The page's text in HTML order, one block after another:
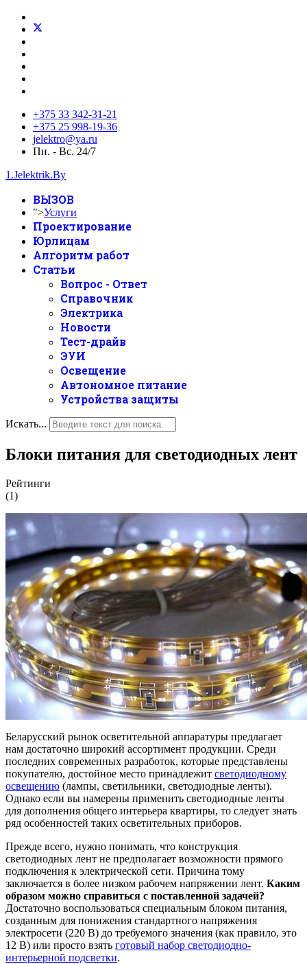
+375 33 342-31-21
+375 25 998-19-36
jelektro@ya.ru
Пн. - Вс. 24/7
1.Jelektrik.By
ВЫЗОВ
">Услуги
Проектирование
Юрлицам
Алгоритм работ
Статьи
Вопрос - Ответ
Справочник
Электрика
Новости
Тест-драйв
ЭУИ
Освещение
Автономное питание
Устройства защиты
Искать...
Блоки питания для светодиодных лент
Рейтинги
(1)
Беларусский рынок осветительной аппаратуры предлагает
нам достаточно широкий ассортимент продукции. Среди
последних современных разработок, которые представлены
покупателю, достойное место принадлежит светодиодному
освещению (лампы, светильники, светодиодные ленты).
Однако если вы намерены применить светодиодные ленты
для дополнения общего интерьера квартиры, то следует знать
ряд особенностей таких осветительных приборов.
Прежде всего, нужно понимать, что конструкция
светодиодных лент не предполагает возможности прямого
подключения к электрической сети. Причина тому
заключается в более низком рабочем напряжении лент. Каким
образом можно справиться с поставленной задачей?
Достаточно воспользоваться специальным блоком питания,
созданным для понижения стандартного напряжения
электросети (220 В) до требуемого значения (как правило, это
12 В) или просто взять готовый набор светодиодно-
интерьерной подсветки.